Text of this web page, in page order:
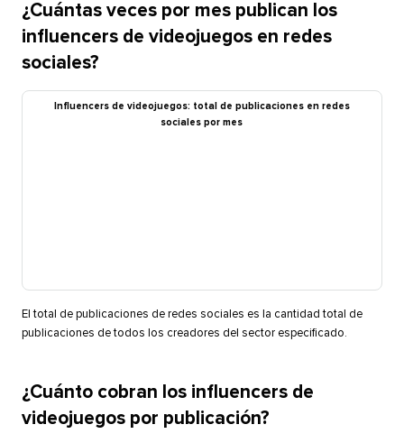
¿Cuántas veces por mes publican los
influencers de videojuegos en redes
sociales?​​
Influencers de videojuegos: total de publicaciones en redes
sociales por mes​​
El total de publicaciones de redes sociales es la cantidad total de
publicaciones de todos los creadores del sector especificado.​​
¿Cuánto cobran los influencers de
videojuegos por publicación?​​